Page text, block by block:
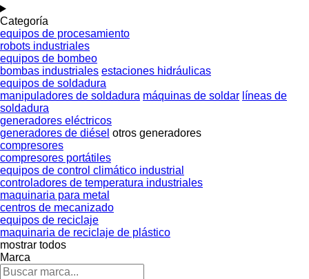
Categoría
equipos de procesamiento
robots industriales
equipos de bombeo
bombas industriales estaciones hidráulicas
equipos de soldadura
manipuladores de soldadura máquinas de soldar líneas de
soldadura
generadores eléctricos
generadores de diésel otros generadores
compresores
compresores portátiles
equipos de control climático industrial
controladores de temperatura industriales
maquinaria para metal
centros de mecanizado
equipos de reciclaje
maquinaria de reciclaje de plástico
mostrar todos
Marca